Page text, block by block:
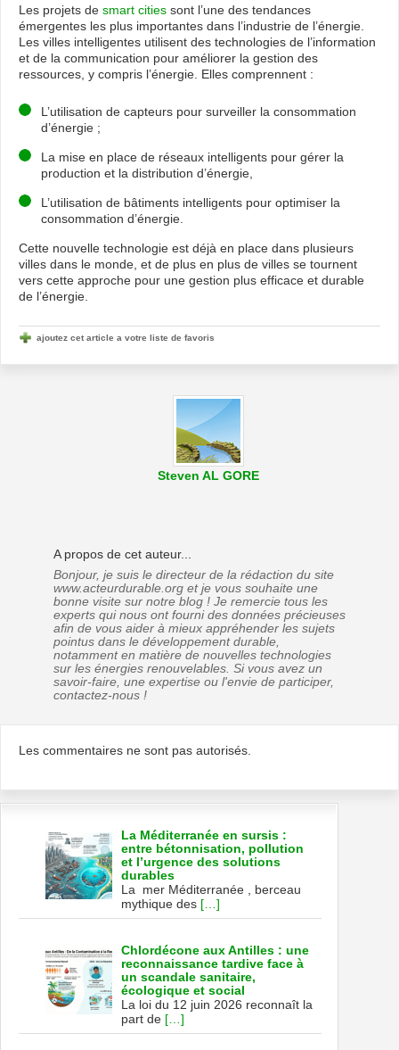
Les projets de smart cities sont l’une des tendances
émergentes les plus importantes dans l’industrie de l’énergie.
Les villes intelligentes utilisent des technologies de l’information
et de la communication pour améliorer la gestion des
ressources, y compris l’énergie. Elles comprennent :
L’utilisation de capteurs pour surveiller la consommation
d’énergie ;
La mise en place de réseaux intelligents pour gérer la
production et la distribution d’énergie,
L’utilisation de bâtiments intelligents pour optimiser la
consommation d’énergie.
Cette nouvelle technologie est déjà en place dans plusieurs
villes dans le monde, et de plus en plus de villes se tournent
vers cette approche pour une gestion plus efficace et durable
de l’énergie.
ajoutez cet article a votre liste de favoris
Steven AL GORE
A propos de cet auteur...
Bonjour, je suis le directeur de la rédaction du site
www.acteurdurable.org et je vous souhaite une
bonne visite sur notre blog ! Je remercie tous les
experts qui nous ont fourni des données précieuses
afin de vous aider à mieux appréhender les sujets
pointus dans le développement durable,
notamment en matière de nouvelles technologies
sur les énergies renouvelables. Si vous avez un
savoir-faire, une expertise ou l'envie de participer,
contactez-nous !
Les commentaires ne sont pas autorisés.
La Méditerranée en sursis :
entre bétonnisation, pollution
et l’urgence des solutions
durables
La mer Méditerranée , berceau
mythique des […]
Chlordécone aux Antilles : une
reconnaissance tardive face à
un scandale sanitaire,
écologique et social
La loi du 12 juin 2026 reconnaît la
part de […]